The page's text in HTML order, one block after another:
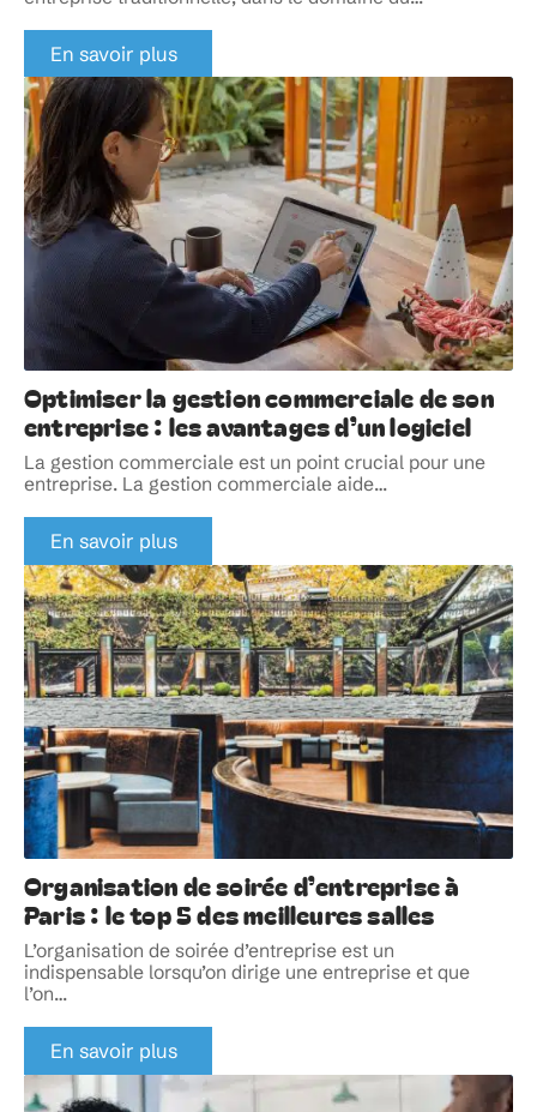
En savoir plus
Optimiser la gestion commerciale de son
entreprise : les avantages d’un logiciel
La gestion commerciale est un point crucial pour une
entreprise. La gestion commerciale aide…
En savoir plus
Organisation de soirée d’entreprise à
Paris : le top 5 des meilleures salles
L’organisation de soirée d’entreprise est un
indispensable lorsqu’on dirige une entreprise et que
l’on…
En savoir plus